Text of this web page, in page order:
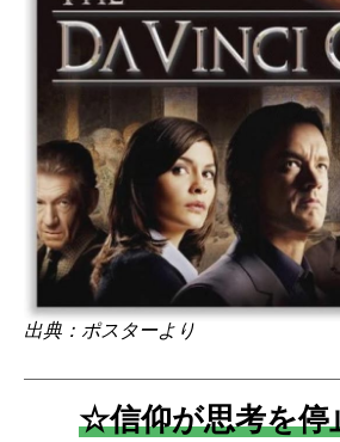
出典：ポスターより
☆信仰が思考を停